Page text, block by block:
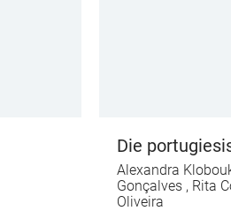
Die
Alexandra
Gonçalves , Rita
Oliveira